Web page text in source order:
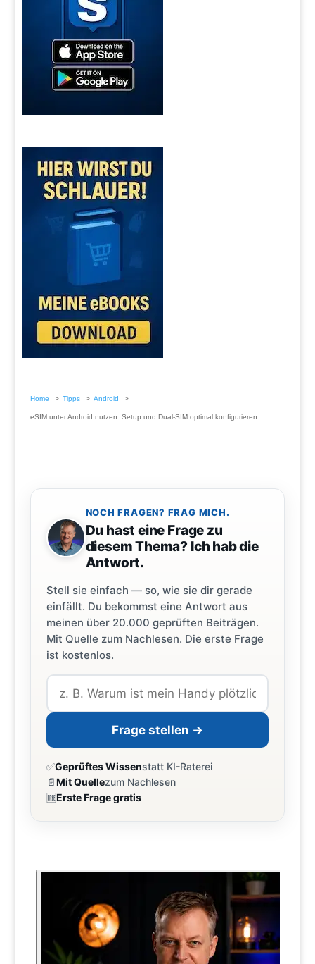
Home Tipps Android
eSIM unter Android nutzen: Setup und Dual-SIM optimal konfigurieren
NOCH FRAGEN? FRAG MICH.
Du hast eine Frage zu
diesem Thema? Ich hab die
Antwort.
Stell sie einfach — so, wie sie dir gerade
einfällt. Du bekommst eine Antwort aus
meinen über 20.000 geprüften Beiträgen.
Mit Quelle zum Nachlesen. Die erste Frage
ist kostenlos.
Frage stellen →
✅Geprüftes Wissenstatt KI-Raterei
📄Mit Quellezum Nachlesen
🆓Erste Frage gratis